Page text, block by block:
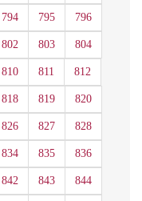
794 795 796
802 803 804
810 811 812
818 819 820
826 827 828
834 835 836
842 843 844